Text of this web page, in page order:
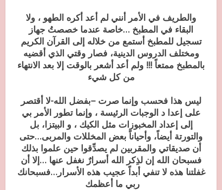
والطريف في الأمر أنني لم أعد أكره الطهو ، ولا
البقاء في المطبخ …خاصة عندما خصصتُ جهاز
تسجيل للمطبخ أستمع من خلاله إلى القرآن الكريم
ومختلف الدروس الدينية، فصار وقتي الذي أقضيه
بالمطبخ ممتعاً !!! ولم أعد أشعر بالوقت إلا بعد الانتهاء
من كل شيء
ليس هذا فحسب وإنما صرت –بفضل الله-لا أقتصر
على إعدا د الوجبات الرئيسة ، وإنما تطور الأمر بي
إلى إعداد المخبوزات مثل الكيك ، و البيتزا، بل
والتورتة أيضاً، وأحياناً بعض المخللات والمربى…حتى
أن صديقاتي والمقربين لم يصدِّقوا حين علموا بذلك
فسبحان الله إن لذِكر الله أسرارٌ نغفل عنها …إلا أن
غفلتنا هذه لا تنفي أبداً عجيب هذه الأسرار…فسبحانك
ربي ما أعظمك